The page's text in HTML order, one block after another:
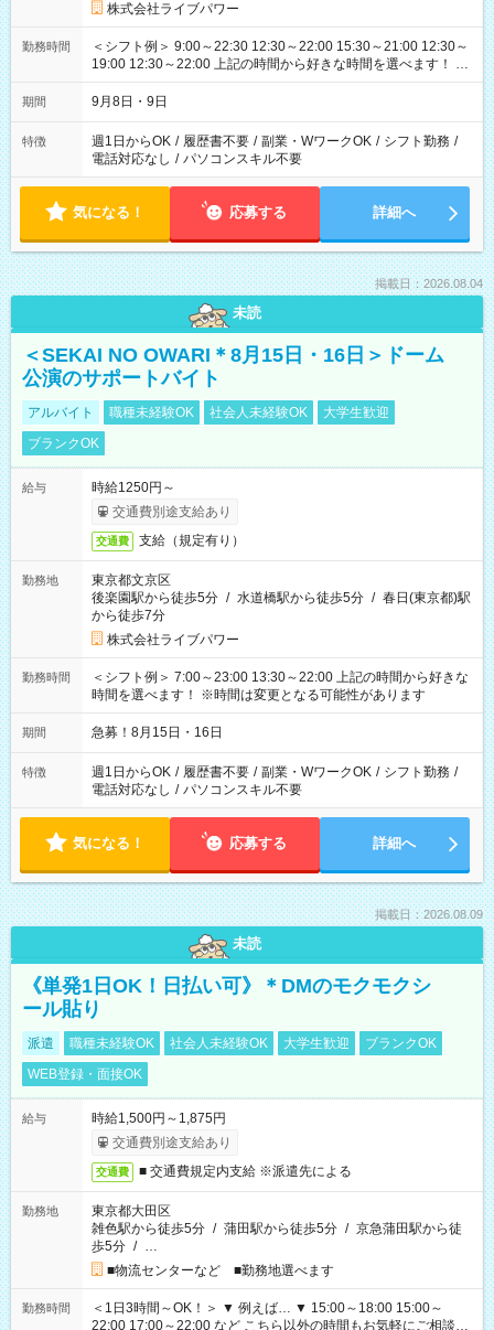
株式会社ライブパワー
勤務時間
＜シフト例＞ 9:00～22:30 12:30～22:00 15:30～21:00 12:30～
19:00 12:30～22:00 上記の時間から好きな時間を選べます！ ※
時間は変更となる可能性があります
期間 9月8日・9日
特徴 週1日からOK / 履歴書不要 / 副業・WワークOK / シフト勤務 /
電話対応なし / パソコンスキル不要
気になる！ 応募する 詳細へ
掲載日：2026.08.04
未読
＜SEKAI NO OWARI＊8月15日・16日＞ドーム
公演のサポートバイト
アルバイト 職種未経験OK 社会人未経験OK
大学生歓迎
ブランクOK
給与
時給1250円～
交通費別途支給あり
交通費 支給（規定有り）
勤務地
東京都文京区
後楽園駅から徒歩5分 / 水道橋駅から徒歩5分 / 春日(東京都)駅
から徒歩7分
株式会社ライブパワー
勤務時間
＜シフト例＞ 7:00～23:00 13:30～22:00 上記の時間から好きな
時間を選べます！ ※時間は変更となる可能性があります
期間 急募！8月15日・16日
特徴 週1日からOK / 履歴書不要 / 副業・WワークOK / シフト勤務 /
電話対応なし / パソコンスキル不要
気になる！ 応募する 詳細へ
掲載日：2026.08.09
未読
《単発1日OK！日払い可》＊DMのモクモクシ
ール貼り
派遣 職種未経験OK 社会人未経験OK 大学生歓迎
ブランクOK
WEB登録・面接OK
給与
時給1,500円～1,875円
交通費別途支給あり
交通費 ■ 交通費規定内支給 ※派遣先による
勤務地
東京都大田区
雑色駅から徒歩5分 / 蒲田駅から徒歩5分 / 京急蒲田駅から徒
歩5分 / …
■物流センターなど ■勤務地選べます
勤務時間
＜1日3時間～OK！＞ ▼ 例えば… ▼ 15:00～18:00 15:00～
22:00 17:00～22:00 など こちら以外の時間もお気軽にご相談く